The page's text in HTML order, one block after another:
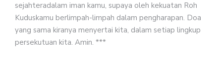
sejahteradalam iman kamu, supaya oleh kekuatan Roh
Kuduskamu berlimpah-limpah dalam pengharapan. Doa
yang sama kiranya menyertai kita, dalam setiap lingkup
persekutuan kita. Amin. ***